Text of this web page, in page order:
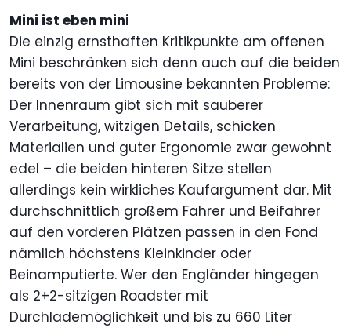
Mini ist eben mini
Die einzig ernsthaften Kritikpunkte am offenen
Mini beschränken sich denn auch auf die beiden
bereits von der Limousine bekannten Probleme:
Der Innenraum gibt sich mit sauberer
Verarbeitung, witzigen Details, schicken
Materialien und guter Ergonomie zwar gewohnt
edel – die beiden hinteren Sitze stellen
allerdings kein wirkliches Kaufargument dar. Mit
durchschnittlich großem Fahrer und Beifahrer
auf den vorderen Plätzen passen in den Fond
nämlich höchstens Kleinkinder oder
Beinamputierte. Wer den Engländer hingegen
als 2+2-sitzigen Roadster mit
Durchlademöglichkeit und bis zu 660 Liter